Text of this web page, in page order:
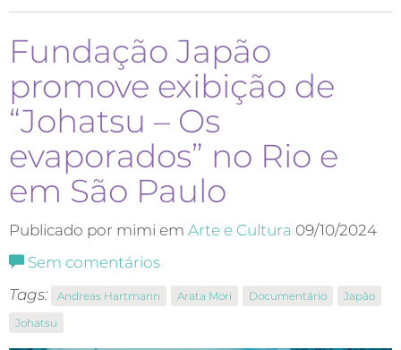
Fundação Japão
promove exibição de
“Johatsu – Os
evaporados” no Rio e
em São Paulo
Publicado por mimi em Arte e Cultura 09/10/2024
Sem comentários
Tags:
Andreas Hartmann Arata Mori Documentário
Japão
Johatsu